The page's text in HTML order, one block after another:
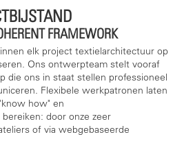
FRAMEWORK
elk project textielarchitectuur op
Ons ontwerpteam stelt vooraf
die ons in staat stellen professioneel
Flexibele werkpatronen laten
how" en
door onze zeer
of via webgebaseerde